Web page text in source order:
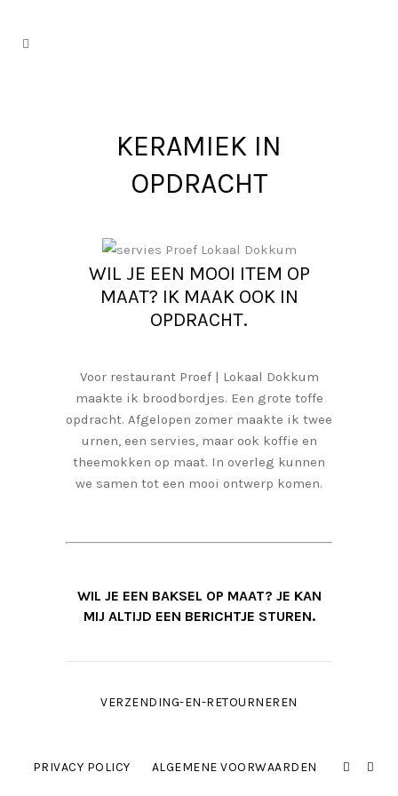
KERAMIEK IN
OPDRACHT
WIL JE EEN MOOI ITEM OP
MAAT? IK MAAK OOK IN
OPDRACHT.
Voor restaurant Proef | Lokaal Dokkum
maakte ik broodbordjes. Een grote toffe
opdracht. Afgelopen zomer maakte ik twee
urnen, een servies, maar ook koffie en
theemokken op maat. In overleg kunnen
we samen tot een mooi ontwerp komen.
WIL JE EEN BAKSEL OP MAAT? JE KAN
MIJ ALTIJD EEN BERICHTJE STUREN.
VERZENDING-EN-RETOURNEREN
PRIVACY POLICY ALGEMENE VOORWAARDEN